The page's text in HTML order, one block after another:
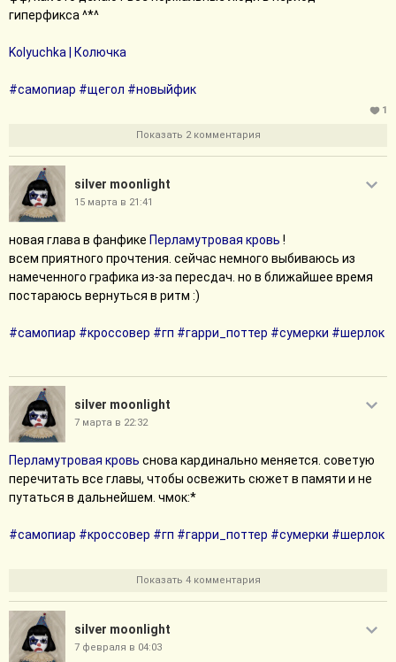
гиперфикса ^*^
Kolyuchka | Колючка
#самопиар #щегол #новыйфик
1
Показать 2 комментария
silver moonlight
15 марта в 21:41
новая глава в фанфике Перламутровая кровь !
всем приятного прочтения. сейчас немного выбиваюсь из
намеченного графика из-за пересдач. но в ближайшее время
постараюсь вернуться в ритм :)
#самопиар #кроссовер #гп #гарри_поттер #сумерки #шерлок
silver moonlight
7 марта в 22:32
Перламутровая кровь снова кардинально меняется. советую
перечитать все главы, чтобы освежить сюжет в памяти и не
путаться в дальнейшем. чмок:*
#самопиар #кроссовер #гп #гарри_поттер #сумерки #шерлок
Показать 4 комментария
silver moonlight
7 февраля в 04:03